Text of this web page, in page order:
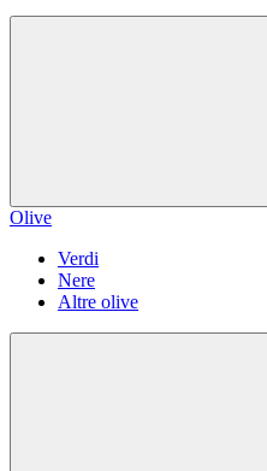
Olive
Verdi
Nere
Altre olive